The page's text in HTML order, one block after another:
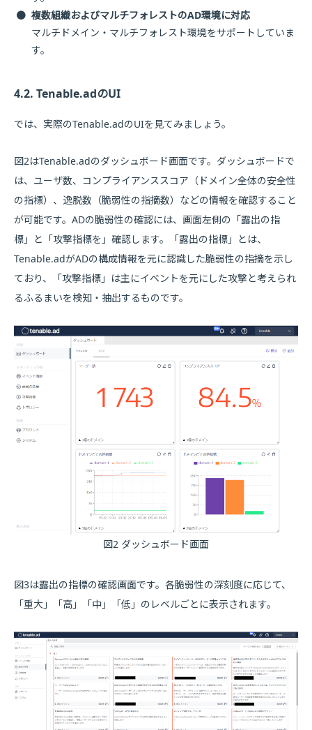
● 複数組織およびマルチフォレストのAD環境に対応
マルチドメイン・マルチフォレスト環境をサポートしていま
す。
4.2. Tenable.adのUI
では、実際のTenable.adのUIを見てみましょう。
図2はTenable.adのダッシュボード画面です。ダッシュボードで
は、ユーザ数、コンプライアンススコア（ドメイン全体の安全性
の指標）、逸脱数（脆弱性の指摘数）などの情報を確認すること
が可能です。ADの脆弱性の確認には、画面左側の「露出の指
標」と「攻撃指標を」確認します。「露出の指標」とは、
Tenable.adがADの構成情報を元に認識した脆弱性の指摘を示し
ており、「攻撃指標」は主にイベントを元にした攻撃と考えられ
るふるまいを検知・抽出するものです。
図2 ダッシュボード画面
図3は露出の指標の確認画面です。各脆弱性の深刻度に応じて、
「重大」「高」「中」「低」のレベルごとに表示されます。